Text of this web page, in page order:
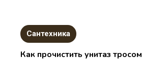
Сантехника
Как прочистить унитаз тросом